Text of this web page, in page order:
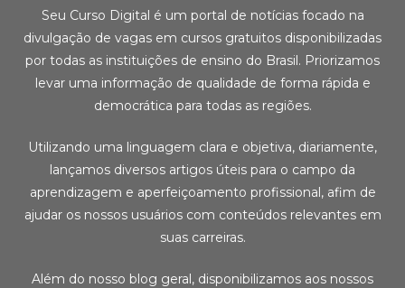
Seu Curso Digital é um portal de notícias focado na
divulgação de vagas em cursos gratuitos disponibilizadas
por todas as instituições de ensino do Brasil. Priorizamos
levar uma informação de qualidade de forma rápida e
democrática para todas as regiões.
Utilizando uma linguagem clara e objetiva, diariamente,
lançamos diversos artigos úteis para o campo da
aprendizagem e aperfeiçoamento profissional, afim de
ajudar os nossos usuários com conteúdos relevantes em
suas carreiras.
Além do nosso blog geral, disponibilizamos aos nossos